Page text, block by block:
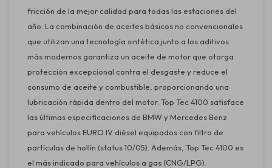
fricción de la mejor calidad para todas las estaciones del
año. La combinación de aceites básicos no convencionales
que utilizan una tecnología sintética junto a los aditivos
más modernos garantiza un aceite de motor que otorga
protección excepcional contra el desgaste y reduce el
consumo de aceite y combustible, proporcionando una
lubricación rápida dentro del motor. Top Tec 4100 satisface
las últimas especificaciones de BMW y Mercedes Benz
para vehículos EURO IV diésel equipados con filtro de
partículas de hollín (status 10/05). Además, Top Tec 4100 es
el más indicado para vehículos a gas (CNG/LPG).